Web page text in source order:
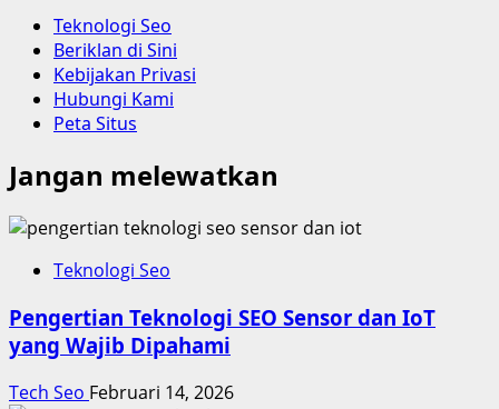
Teknologi Seo
Beriklan di Sini
Kebijakan Privasi
Hubungi Kami
Peta Situs
Jangan melewatkan
Teknologi Seo
Pengertian Teknologi SEO Sensor dan IoT
yang Wajib Dipahami
Tech Seo Februari 14, 2026